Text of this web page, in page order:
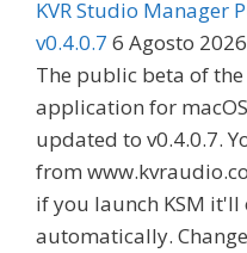
KVR Studio Manager
v0.4.0.7 6 Agosto 2026
The public beta of
application for
updated to v0.4.0.7.
from
if you launch KSM
automatically.